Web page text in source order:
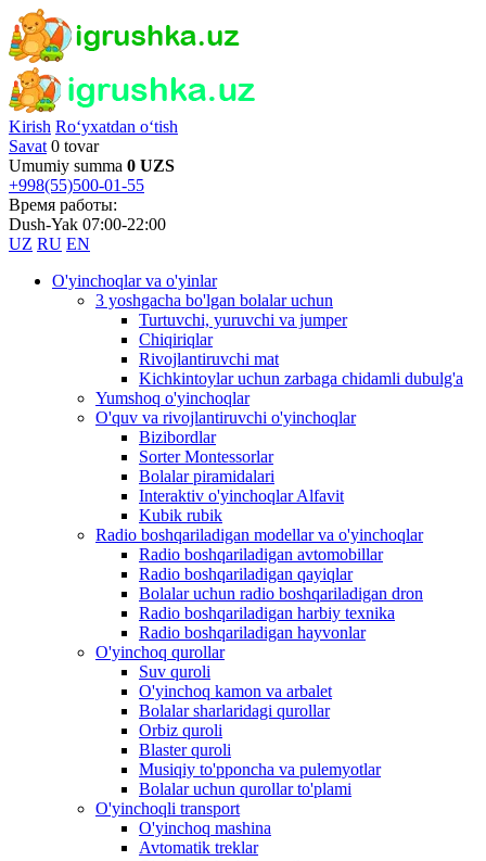
Kirish Ro‘yxatdan o‘tish
Savat 0 tovar
Umumiy summa 0 UZS
+998(55)500-01-55
Время работы:
Dush-Yak 07:00-22:00
UZ RU EN
O'yinchoqlar va o'yinlar
3 yoshgacha bo'lgan bolalar uchun
Turtuvchi, yuruvchi va jumper
Chiqiriqlar
Rivojlantiruvchi mat
Kichkintoylar uchun zarbaga chidamli dubulg'a
Yumshoq o'yinchoqlar
O'quv va rivojlantiruvchi o'yinchoqlar
Bizibordlar
Sorter Montessorlar
Bolalar piramidalari
Interaktiv o'yinchoqlar Alfavit
Kubik rubik
Radio boshqariladigan modellar va o'yinchoqlar
Radio boshqariladigan avtomobillar
Radio boshqariladigan qayiqlar
Bolalar uchun radio boshqariladigan dron
Radio boshqariladigan harbiy texnika
Radio boshqariladigan hayvonlar
O'yinchoq qurollar
Suv quroli
O'yinchoq kamon va arbalet
Bolalar sharlaridagi qurollar
Orbiz quroli
Blaster quroli
Musiqiy to'pponcha va pulemyotlar
Bolalar uchun qurollar to'plami
O'yinchoqli transport
O'yinchoq mashina
Avtomatik treklar